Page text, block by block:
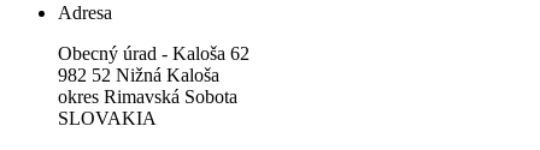
Adresa
Obecný úrad - Kaloša 62
982 52 Nižná Kaloša
okres Rimavská Sobota
SLOVAKIA